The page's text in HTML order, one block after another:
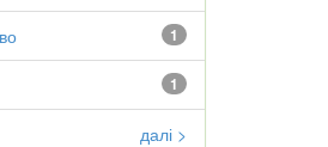
1
1
далі >